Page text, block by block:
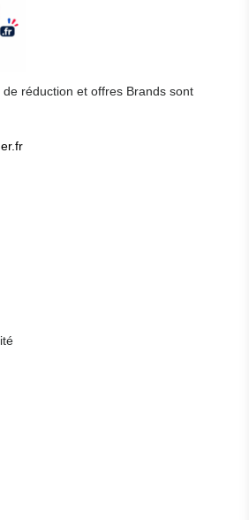
réduction et offres Brands sont